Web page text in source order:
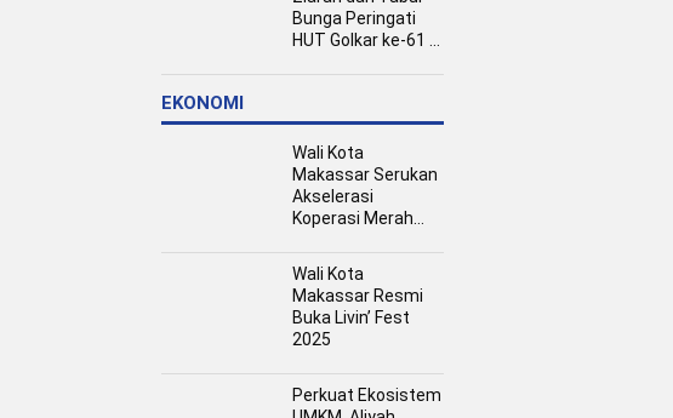
Bunga Peringati
HUT Golkar ke-61 di
EKONOMI
Wali Kota
Makassar Serukan
Akselerasi
Koperasi Merah
Prabowo
Wali Kota
Makassar Resmi
Buka Livin’ Fest
2025
Perkuat Ekosistem